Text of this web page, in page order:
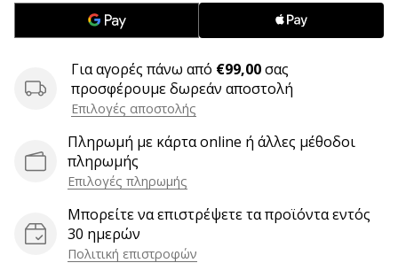
ιστότοπο,
ιστολόγιο,
Facebook
φόρουμ
συζητήσεων;
Αφήστε
σας
αποφέρουν
Για αγορές πάνω από €99,00σας
προσφέρουμε δωρεάν αποστολή
Επιλογές αποστολής
Πληρωμή με κάρτα online ή άλλες μέθοδοι
πληρωμής
Επιλογές πληρωμής
Μπορείτε να επιστρέψετε τα προϊόντα εντός
30 ημερών
Πολιτική επιστροφών